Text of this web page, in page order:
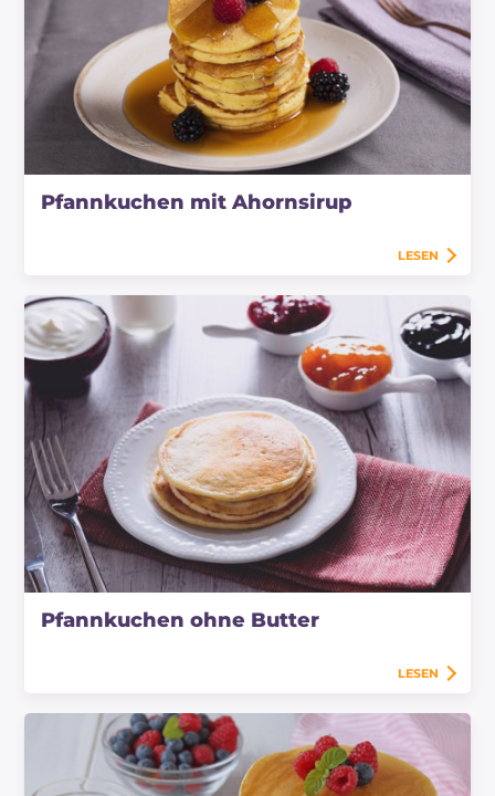
Pfannkuchen mit Ahornsirup
LESEN
Pfannkuchen ohne Butter
LESEN